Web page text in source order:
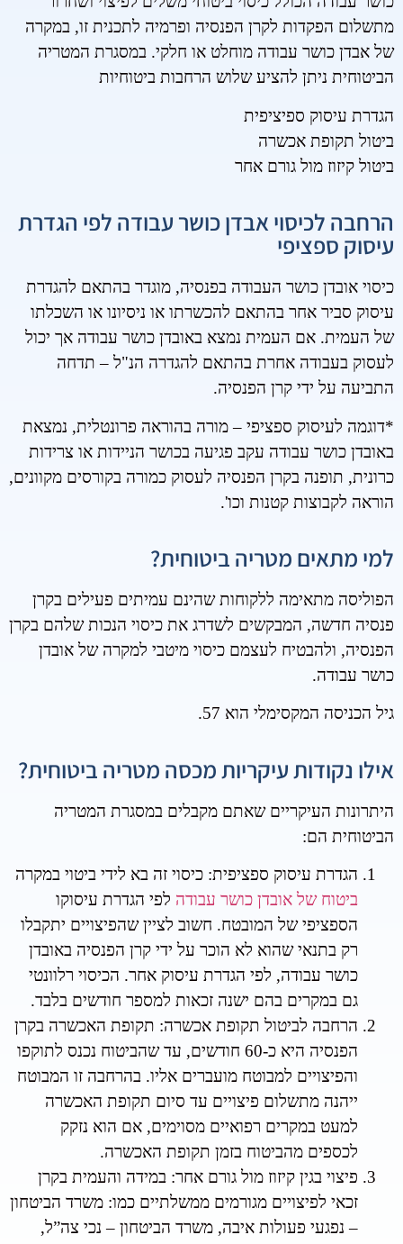
מתשלום הפקדות לקרן הפנסיה ופרמיה לתכנית זו, במקרה
של אבדן כושר עבודה מוחלט או חלקי. במסגרת המטריה
הביטוחית ניתן להציע שלוש הרחבות ביטוחיות
הגדרת עיסוק ספיציפית
ביטול תקופת אכשרה
ביטול קיזוז מול גורם אחר
הרחבה לכיסוי אבדן כושר עבודה לפי הגדרת
עיסוק ספציפי
כיסוי אובדן כושר העבודה בפנסיה, מוגדר בהתאם להגדרת
עיסוק סביר אחר בהתאם להכשרתו או ניסיונו או השכלתו
של העמית. אם העמית נמצא באובדן כושר עבודה אך יכול
לעסוק בעבודה אחרת בהתאם להגדרה הנ"ל – תדחה
התביעה על ידי קרן הפנסיה.
*דוגמה לעיסוק ספציפי – מורה בהוראה פרונטלית, נמצאת
באובדן כושר עבודה עקב פגיעה בכושר הניידות או צרידות
כרונית, תופנה בקרן הפנסיה לעסוק כמורה בקורסים מקוונים,
הוראה לקבוצות קטנות וכו'.
למי מתאים מטריה ביטוחית?
הפוליסה מתאימה ללקוחות שהינם עמיתים פעילים בקרן
פנסיה חדשה, המבקשים לשדרג את כיסוי הנכות שלהם בקרן
הפנסיה, ולהבטיח לעצמם כיסוי מיטבי למקרה של אובדן
כושר עבודה.
גיל הכניסה המקסימלי הוא 57.
אילו נקודות עיקריות מכסה מטריה ביטוחית?
היתרונות העיקריים שאתם מקבלים במסגרת המטריה
הביטוחית הם:
הגדרת עיסוק ספציפית: כיסוי זה בא לידי ביטוי במקרה
ביטוח של אובדן כושר עבודה לפי הגדרת עיסוקו
הספציפי של המובטח. חשוב לציין שהפיצויים יתקבלו
רק בתנאי שהוא לא הוכר על ידי קרן הפנסיה באובדן
כושר עבודה, לפי הגדרת עיסוק אחר. הכיסוי רלוונטי
גם במקרים בהם ישנה זכאות למספר חודשים בלבד.
הרחבה לביטול תקופת אכשרה: תקופת האכשרה בקרן
הפנסיה היא כ-60 חודשים, עד שהביטוח נכנס לתוקפו
והפיצויים למבוטח מועברים אליו. בהרחבה זו המבוטח
ייהנה מתשלום פיצויים עד סיום תקופת האכשרה
למעט במקרים רפואיים מסוימים, אם הוא נזקק
לכספים מהביטוח בזמן תקופת האכשרה.
פיצוי בגין קיזוז מול גורם אחר: במידה והעמית בקרן
זכאי לפיצויים מגורמים ממשלתיים כמו: משרד הביטחון
– נפגעי פעולות איבה, משרד הביטחון – נכי צה”ל,